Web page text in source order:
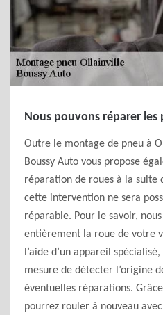
Nous pouvons réparer les
Outre le montage de pneu à
Boussy Auto vous propose
réparation de roues à la suite
cette intervention ne sera
réparable. Pour le savoir,
entièrement la roue de votre
l’aide d’un appareil
mesure de détecter l’origine
éventuelles réparations.
pourrez rouler à nouveau